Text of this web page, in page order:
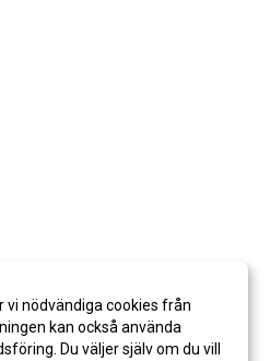
vi nödvändiga cookies från
kan också använda
Du väljer själv om du vill